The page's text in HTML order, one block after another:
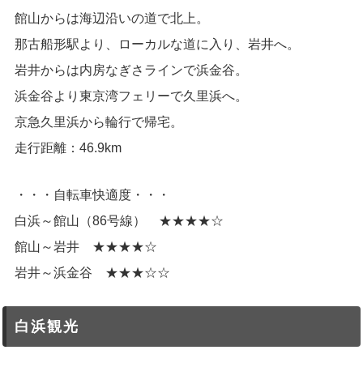
館山からは海辺沿いの道で北上。
那古船形駅より、ローカルな道に入り、岩井へ。
岩井からは内房なぎさラインで浜金谷。
浜金谷より東京湾フェリーで久里浜へ。
京急久里浜から輪行で帰宅。
走行距離：46.9km
・・・自転車快適度・・・
白浜～館山（86号線） ★★★★☆
館山～岩井 ★★★★☆
岩井～浜金谷 ★★★☆☆
白浜観光